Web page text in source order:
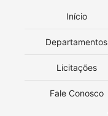
Início
Departamentos
Licitações
Fale Conosco